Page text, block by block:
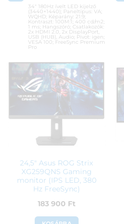
34″ 180Hz ívelt LED kijelző
(3440×1440); Paneltípus: VA;
WQHD; Képarány: 21:9;
Kontraszt: 100M:1; 400 cd/m2;
1 ms; Hangszóró; Csatlakozók:
2x HDMI 2.0, 2x DisplayPort,
USB (HUB), Audio; Pivot: igen;
VESA 100; FreeSync Premium
Pro
Cikkszám:VG34VQL3A
Kategória:Gamer monitorok
Gyártó:
Asus
Garanciaidő:36 hónap
ÁFA:
48790
24,5″ Asus ROG Strix
XG259QNS Gaming
monitor (IPS LED, 380
Hz FreeSync)
183 900 Ft